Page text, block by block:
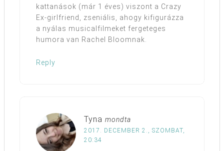
kattanások (már 1 éves) viszont a Crazy
Ex-girlfriend, zseniális, ahogy kifigurázza
a nyálas musicalfilmeket fergeteges
humora van Rachel Bloomnak.
Reply
Tyna mondta
2017. DECEMBER 2., SZOMBAT,
20:34